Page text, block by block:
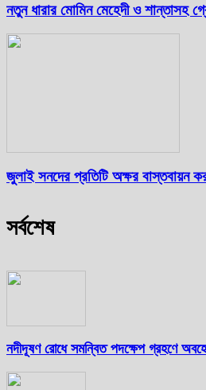
নতুন ধারার মোমিন মেহেদী ও শান্তাসহ
জুলাই সনদের প্রতিটি অক্ষর বাস্তবায়ন
সর্বশেষ
নদীদূষণ রোধে সমন্বিত পদক্ষেপ গ্রহণে